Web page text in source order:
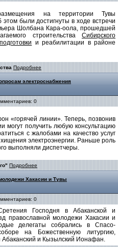
на территории Тувы
этом были достигнуты в ходе встречи
Шолбана Кара-оола, прошедшей
строительства Сибирского
и реабилитации в районе
Подробнее
электроснабжения
0
«горячей линии». Теперь, позвонив
могут получить любую консультацию
с жалобами на качество услуг
электроэнергии. Раньше роль
выполняли диспетчеры.
Подробнее
Хакасии и Тувы
0
Господня в Абаканской и
православной молодежи Хакасии и
делегаты собрались в Спасо-
на Божественную литургию,
Абаканский и Кызылский Ионафан.